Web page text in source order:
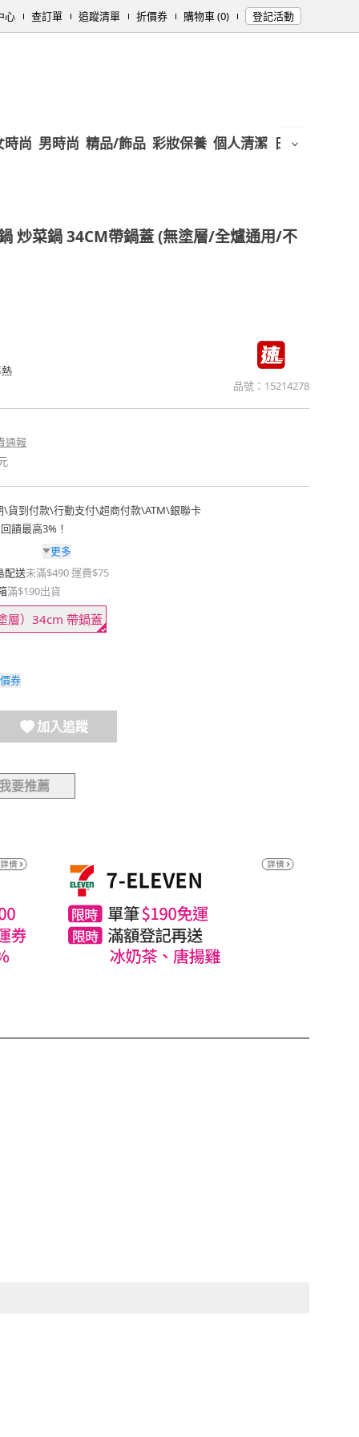
心 查訂單 追蹤清單 折價券 購物車 (0) 登記活動
時尚 男時尚 精品/飾品 彩妝保養 個人清潔 日用/紙品
炒菜鍋 34CM帶鍋蓋 (無塗層/全爐通用/不
品號： 15214278
通報
\貨到付款\行動支付\超商付款\ATM\銀聯卡
饋最高3%！
更多
配送未滿$490 運費$75
滿$190出貨
層）34cm 帶鍋蓋
券
加入追蹤
我要推薦